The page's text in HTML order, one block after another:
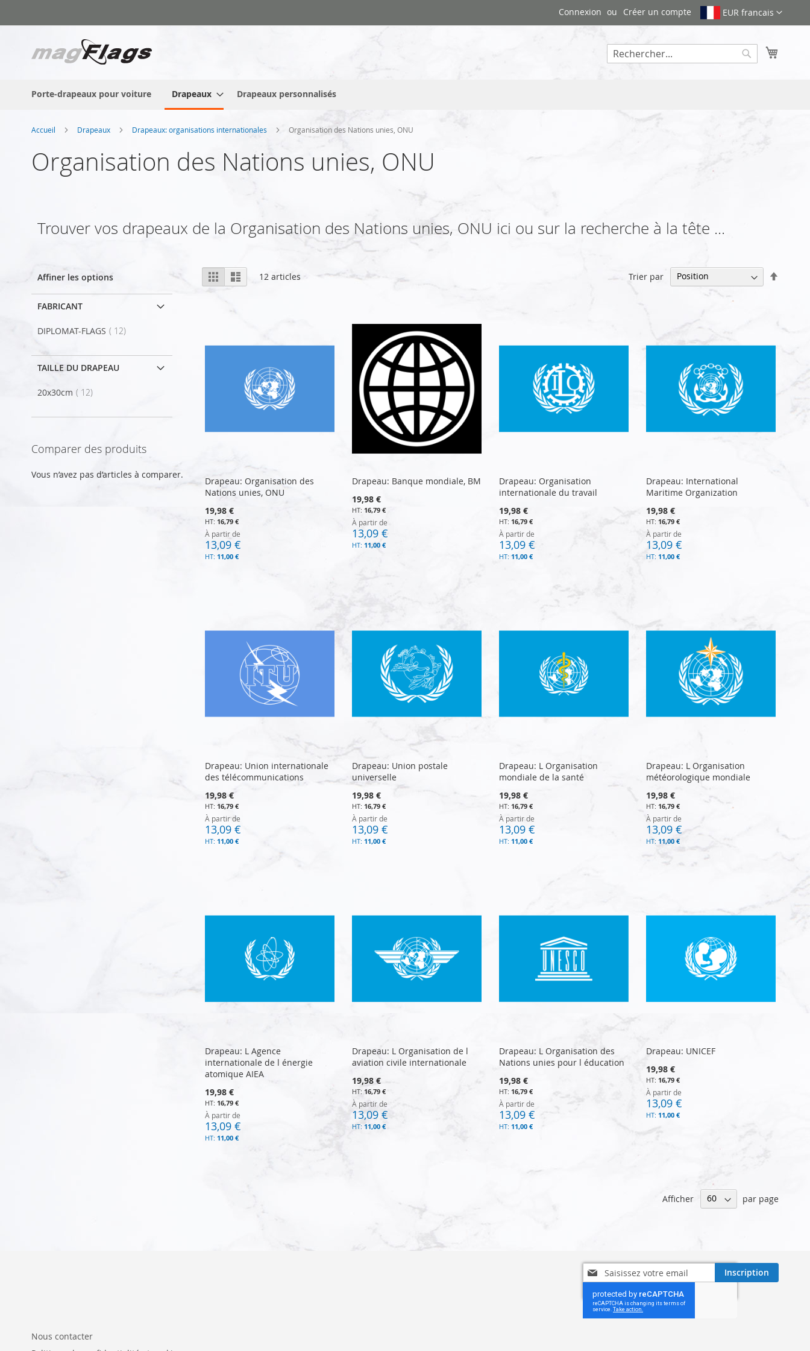
au
EUR francais
Connexion Créer un compte
Porte-drapeaux pour voiture Drapeaux Drapeaux personnalisés
Accueil Drapeaux Drapeaux: organisations internationales Organisation des Nations unies, ONU
Organisation des Nations unies, ONU
Trouver vos drapeaux de la Organisation des Nations unies, ONU ici ou sur la recherche à la tête ...
Afficher
en
GrilleListe 12 articles Trier par
Drapeau: Organisation des
Nations unies, ONU
19,98 €
16,79 €
À partir de
13,09 €
11,00 €
Drapeau: Banque mondiale, BM
19,98 €
16,79 €
À partir de
13,09 €
11,00 €
Drapeau: Organisation
internationale du travail
19,98 €
16,79 €
À partir de
13,09 €
11,00 €
Drapeau: International
Maritime Organization
19,98 €
16,79 €
À partir de
13,09 €
11,00 €
Drapeau: Union internationale
des télécommunications
19,98 €
16,79 €
À partir de
13,09 €
11,00 €
Ajouter au panier
Drapeau: Union postale
universelle
19,98 €
16,79 €
À partir de
13,09 €
11,00 €
Ajouter au panier
Drapeau: L Organisation
mondiale de la santé
19,98 €
16,79 €
À partir de
13,09 €
11,00 €
Ajouter au panier
Drapeau: L Organisation
météorologique mondiale
19,98 €
16,79 €
À partir de
13,09 €
11,00 €
Ajouter au panier
Drapeau: L Agence
internationale de l énergie
atomique AIEA
19,98 €
16,79 €
À partir de
13,09 €
11,00 €
Drapeau: L Organisation de l
aviation civile internationale
19,98 €
16,79 €
À partir de
13,09 €
11,00 €
Drapeau: L Organisation des
Nations unies pour l éducation
19,98 €
16,79 €
À partir de
13,09 €
11,00 €
Drapeau: UNICEF
19,98 €
16,79 €
À partir de
13,09 €
11,00 €
Afficher par page
Affiner les options
FABRICANT
DIPLOMAT-FLAGS 12article
TAILLE DU DRAPEAU
20x30cm 12article
Comparer des produits
Vous n’avez pas d’articles à comparer.
Inscription
à
notre
lettre
d’information
Inscription
Nous contacter